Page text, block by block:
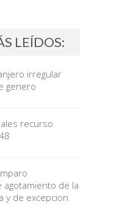
LEÍDOS:
irregular
genero
recurso
agotamiento de la
y de excepcion